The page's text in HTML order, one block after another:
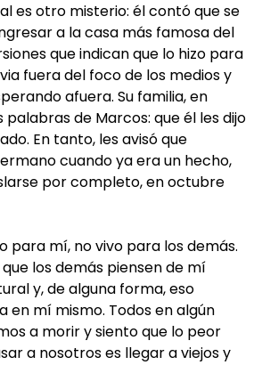
es otro misterio: él contó que se
a la casa más famosa del
que indican que lo hizo para
fuera del foco de los medios y
afuera. Su familia, en
de Marcos: que él les dijo
En tanto, les avisó que
cuando ya era un hecho,
por completo, en octubre
para mí, no vivo para los demás.
los demás piensen de mí
y, de alguna forma, eso
en mí mismo. Todos en algún
a morir y siento que lo peor
a nosotros es llegar a viejos y